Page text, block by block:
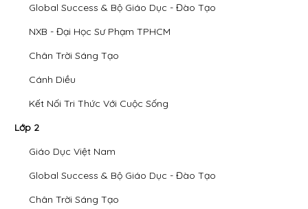
Global Success & Bộ Giáo Dục - Đào Tạo
NXB - Đại Học Sư Phạm TPHCM
Chân Trời Sáng Tạo
Cánh Diều
Kết Nối Tri Thức Với Cuộc Sống
Lớp 2
Giáo Dục Việt Nam
Global Success & Bộ Giáo Dục - Đào Tạo
Chân Trời Sáng Tạo